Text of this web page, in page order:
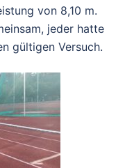
von 8,10 m.
jeder hatte
gültigen Versuch.